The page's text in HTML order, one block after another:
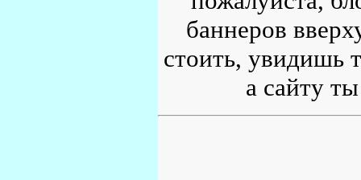
баннеров
стоить, увидишь
а сайту